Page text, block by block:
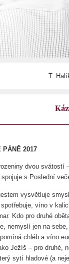
T.
PÁNĚ 2017
dvou svátostí
s Poslední
vysvětluje
víno v
Kdo pro druhé
nemyslí jen na
chléb a víno
Ježíš – pro druhé,
sytí hladové (a